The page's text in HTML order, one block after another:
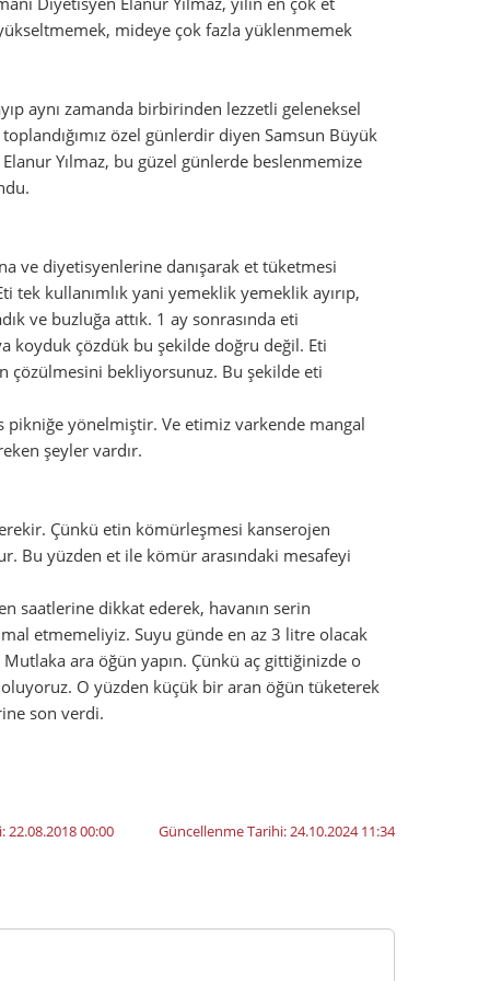
mideye çok fazla yüklenmemek
aynı zamanda birbirinden lezzetli geleneksel
özel günlerdir diyen Samsun Büyük
Yılmaz, bu güzel günlerde beslenmemize
ve diyetisyenlerine danışarak et tüketmesi
tek kullanımlık yani yemeklik yemeklik ayırıp,
ve buzluğa attık. 1 ay sonrasında eti
koyduk çözdük bu şekilde doğru değil. Eti
çözülmesini bekliyorsunuz. Bu şekilde eti
pikniğe yönelmiştir. Ve etimiz varkende mangal
şeyler vardır.
Çünkü etin kömürleşmesi kanserojen
Bu yüzden et ile kömür arasındaki mesafeyi
saatlerine dikkat ederek, havanın serin
etmemeliyiz. Suyu günde en az 3 litre olacak
ara öğün yapın. Çünkü aç gittiğinizde o
O yüzden küçük bir aran öğün tüketerek
son verdi.
Güncellenme Tarihi:24.10.2024 11:34
22.08.2018 00:00